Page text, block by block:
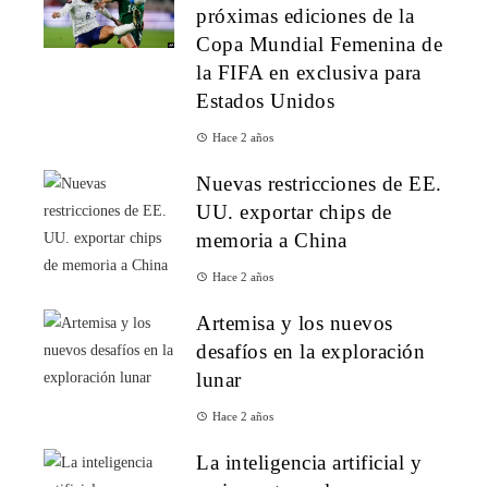
próximas ediciones de la
Copa Mundial Femenina de
la FIFA en exclusiva para
Estados Unidos
Hace 2 años
Nuevas restricciones de EE.
UU. exportar chips de
memoria a China
Hace 2 años
Artemisa y los nuevos
desafíos en la exploración
lunar
Hace 2 años
La inteligencia artificial y